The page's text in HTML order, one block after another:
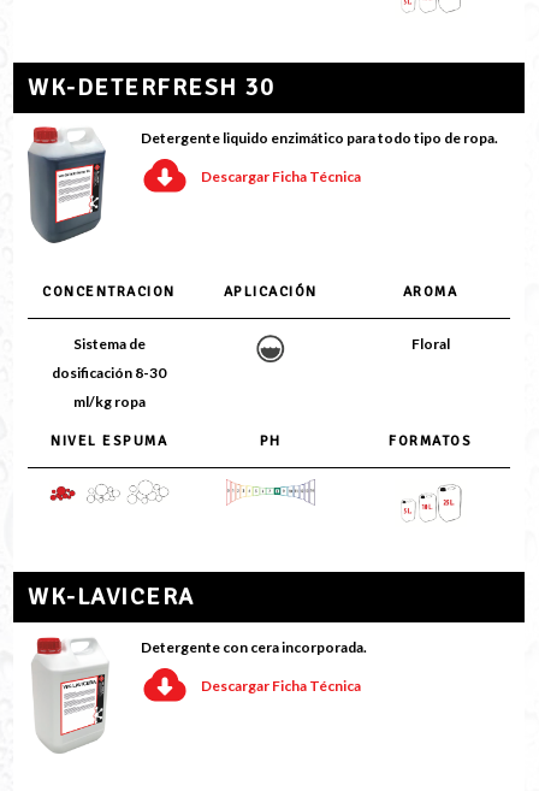
WK-DETERFRESH 30
Detergente liquido enzimático para todo tipo de ropa.
Descargar Ficha Técnica
CONCENTRACION APLICACIÓN AROMA
Sistema de
dosificación 8-30
ml/kg ropa
Floral
NIVEL ESPUMA PH FORMATOS
WK-LAVICERA
Detergente con cera incorporada.
Descargar Ficha Técnica